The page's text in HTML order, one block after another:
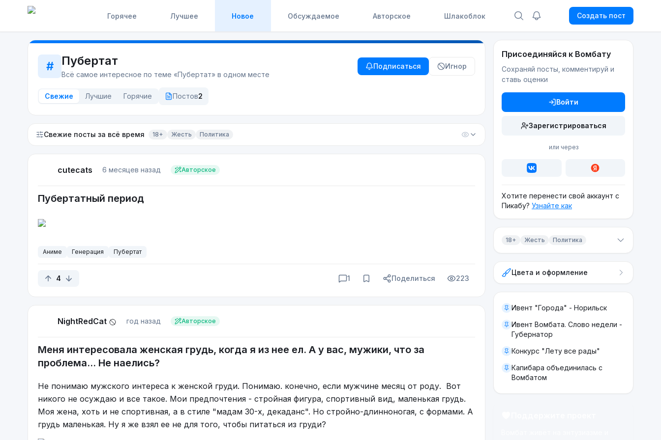
Горячее Лучшее Новое Обсуждаемое Авторское Шлакоблок Создать пост
# Пубертат
Всё самое интересное по теме «Пубертат» в одном месте
Подписаться Игнор
Свежие Лучшие Горячие Постов2
Свежие посты за всё время 18+ Жесть Политика
cutecats 6 месяцев назад Авторское
Пубертатный период
Аниме Генерация Пубертат
4 1 Поделиться 223
NightRedCat год назад Авторское
Меня интересовала женская грудь, когда я из нее ел. А у вас, мужики, что за
проблема... Не наелись?
Не понимаю мужского интереса к женской груди. Понимаю. конечно, если мужчине месяц от роду. Вот
никого не осуждаю и все такое. Мои предпочтения - стройная фигура, спортивный вид, маленькая грудь.
Моя жена, хоть и не спортивная, а в стиле "мадам 30-х, декаданс". Но стройно-длинноногая, с формами. А
грудь маленькая. Ну я же взял ее не для того, чтобы питаться из груди?
Присоединяйся к Вомбату
Сохраняй посты, комментируй и
ставь оценки
Войти
Зарегистрироваться
или через
Хотите перенести свой аккаунт с
Пикабу? Узнайте как
18+ Жесть Политика
ЖестьЦвета и оформление
Ивент "Города" - Норильск
Ивент Вомбата. Слово недели -
Губернатор
Конкурс "Лету все рады"
Капибара объединилась с
Вомбатом